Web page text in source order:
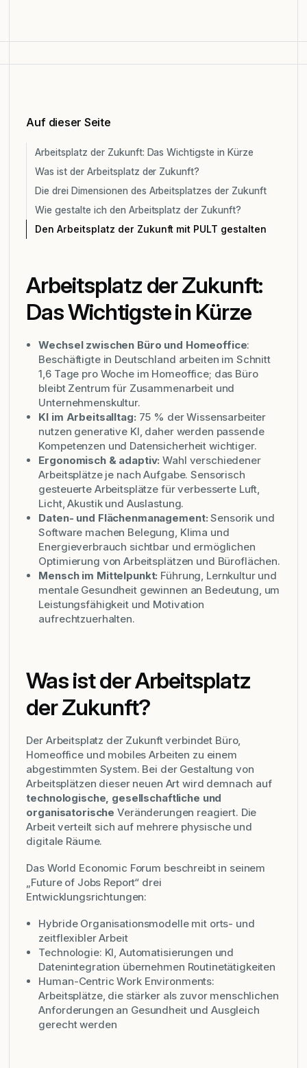
Auf dieser Seite
Arbeitsplatz der Zukunft: Das Wichtigste in Kürze
Was ist der Arbeitsplatz der Zukunft?
Die drei Dimensionen des Arbeitsplatzes der Zukunft
Wie gestalte ich den Arbeitsplatz der Zukunft?
Den Arbeitsplatz der Zukunft mit PULT gestalten
Arbeitsplatz der Zukunft:
Das Wichtigste in Kürze
Wechsel zwischen Büro und Homeoffice:
Beschäftigte in Deutschland arbeiten im Schnitt
1,6 Tage pro Woche im Homeoffice; das Büro
bleibt Zentrum für Zusammenarbeit und
Unternehmenskultur.
KI im Arbeitsalltag: 75 % der Wissensarbeiter
nutzen generative KI, daher werden passende
Kompetenzen und Datensicherheit wichtiger.
Ergonomisch & adaptiv: Wahl verschiedener
Arbeitsplätze je nach Aufgabe. Sensorisch
gesteuerte Arbeitsplätze für verbesserte Luft,
Licht, Akustik und Auslastung.
Daten- und Flächenmanagement: Sensorik und
Software machen Belegung, Klima und
Energieverbrauch sichtbar und ermöglichen
Optimierung von Arbeitsplätzen und Büroflächen.
Mensch im Mittelpunkt: Führung, Lernkultur und
mentale Gesundheit gewinnen an Bedeutung, um
Leistungsfähigkeit und Motivation
aufrechtzuerhalten.
Was ist der Arbeitsplatz
der Zukunft?
Der Arbeitsplatz der Zukunft verbindet Büro,
Homeoffice und mobiles Arbeiten zu einem
abgestimmten System. Bei der Gestaltung von
Arbeitsplätzen dieser neuen Art wird demnach auf
technologische, gesellschaftliche und
organisatorische Veränderungen reagiert. Die
Arbeit verteilt sich auf mehrere physische und
digitale Räume.
Das World Economic Forum beschreibt in seinem
„Future of Jobs Report“ drei
Entwicklungsrichtungen:
Hybride Organisationsmodelle mit orts- und
zeitflexibler Arbeit
Technologie: KI, Automatisierungen und
Datenintegration übernehmen Routinetätigkeiten
Human-Centric Work Environments:
Arbeitsplätze, die stärker als zuvor menschlichen
Anforderungen an Gesundheit und Ausgleich
gerecht werden